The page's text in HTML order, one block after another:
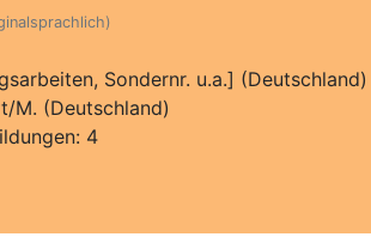
Sondernr. u.a.] (Deutschland)
M. (Deutschland)
4